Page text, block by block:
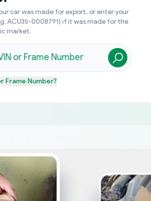
car was made for export, or enter your
ACU35-0008791) if it was made for the
market.
Frame Number?